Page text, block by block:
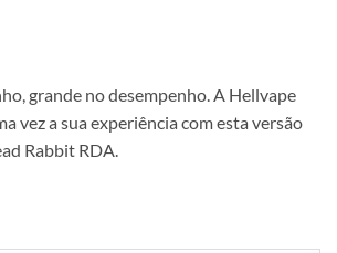
grande no desempenho. A Hellvape
vez a sua experiência com esta versão
Rabbit RDA.